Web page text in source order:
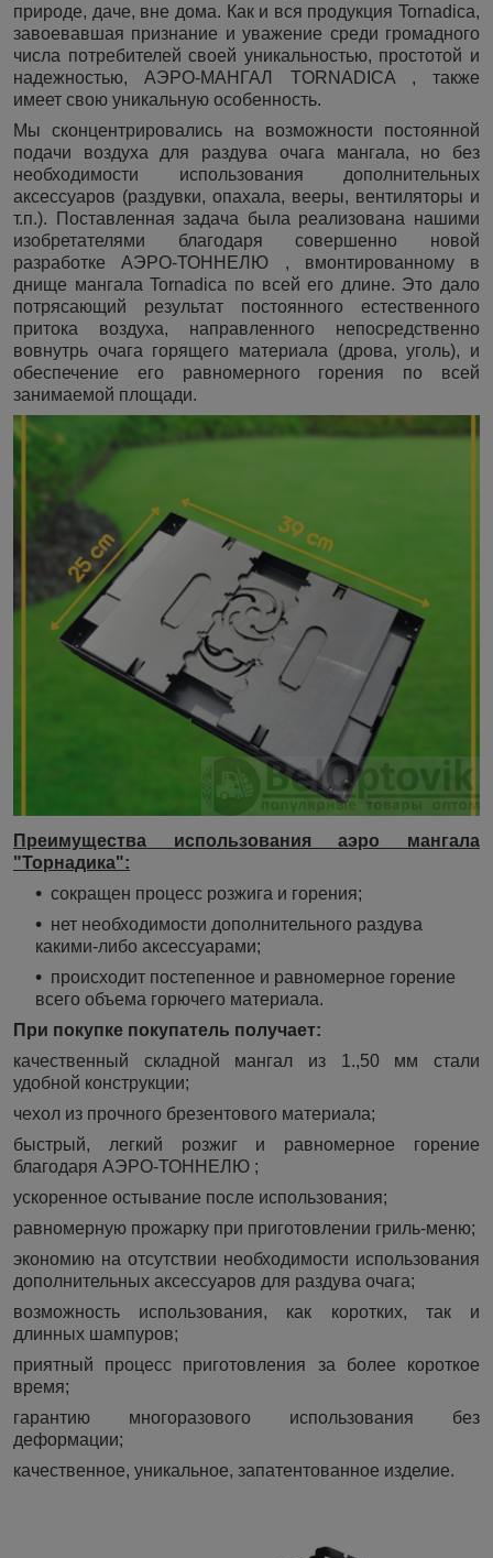
природе, даче, вне дома. Как и вся продукция Tornadica,
завоевавшая признание и уважение среди громадного
числа потребителей своей уникальностью, простотой и
надежностью, АЭРО-МАНГАЛ TORNADICA , также
имеет свою уникальную особенность.
Мы сконцентрировались на возможности постоянной
подачи воздуха для раздува очага мангала, но без
необходимости использования дополнительных
аксессуаров (раздувки, опахала, вееры, вентиляторы и
т.п.). Поставленная задача была реализована нашими
изобретателями благодаря совершенно новой
разработке АЭРО-ТОННЕЛЮ , вмонтированному в
днище мангала Tornadica по всей его длине. Это дало
потрясающий результат постоянного естественного
притока воздуха, направленного непосредственно
вовнутрь очага горящего материала (дрова, уголь), и
обеспечение его равномерного горения по всей
занимаемой площади.
Преимущества использования аэро мангала
"Торнадика":
сокращен процесс розжига и горения;
нет необходимости дополнительного раздува
какими-либо аксессуарами;
происходит постепенное и равномерное горение
всего объема горючего материала.
При покупке покупатель получает:
качественный складной мангал из 1.,50 мм стали
удобной конструкции;
чехол из прочного брезентового материала;
быстрый, легкий розжиг и равномерное горение
благодаря АЭРО-ТОННЕЛЮ ;
ускоренное остывание после использования;
равномерную прожарку при приготовлении гриль-меню;
экономию на отсутствии необходимости использования
дополнительных аксессуаров для раздува очага;
возможность использования, как коротких, так и
длинных шампуров;
приятный процесс приготовления за более короткое
время;
гарантию многоразового использования без
деформации;
качественное, уникальное, запатентованное изделие.